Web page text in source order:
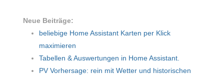
Neue Beiträge:
beliebige Home Assistant Karten per Klick
maximieren
Tabellen & Auswertungen in Home Assistant.
PV Vorhersage: rein mit Wetter und historischen